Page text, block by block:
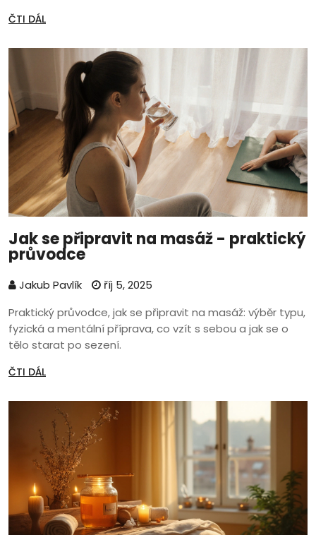
ČTI DÁL
Jak se připravit na masáž - praktický
průvodce
Jakub Pavlík
říj 5, 2025
Praktický průvodce, jak se připravit na masáž: výběr typu,
fyzická a mentální příprava, co vzít s sebou a jak se o
tělo starat po sezení.
ČTI DÁL